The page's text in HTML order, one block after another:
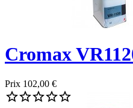
Cromax
Prix 102,00 €
